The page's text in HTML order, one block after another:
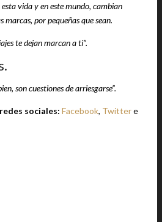
vida y en este mundo, cambian
marcas, por pequeñas que sean.
te dejan marcan a ti”.
son cuestiones de arriesgarse”.
sociales: Facebook, Twittere